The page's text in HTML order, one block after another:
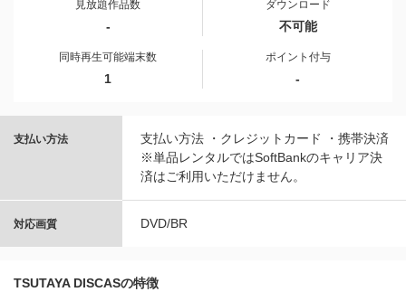
見放題作品数
-
ダウンロード
不可能
同時再生可能端末数
1
ポイント付与
-
支払い方法
支払い方法 ・クレジットカード ・携帯決済
※単品レンタルではSoftBankのキャリア決
済はご利用いただけません。
対応画質 DVD/BR
TSUTAYA DISCASの特徴